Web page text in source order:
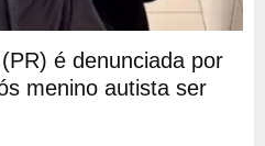
é denunciada por
menino autista ser